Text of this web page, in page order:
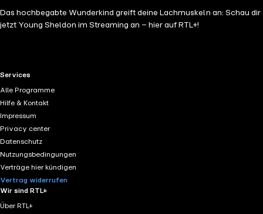
Das hochbegabte Wunderkind greift deine Lachmuskeln an: Schau dir
jetzt Young Sheldon im Streaming an – hier auf RTL+!
RTL+ useful links.
Services
Alle Programme
Hilfe & Kontakt
Impressum
Privacy center
Datenschutz
Nutzungsbedingungen
Verträge hier kündigen
Vertrag widerrufen
Wir sind RTL+
Über RTL+